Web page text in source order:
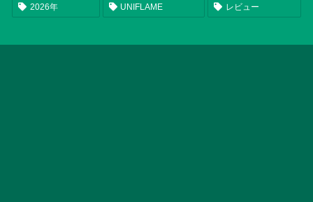
2026年 UNIFLAME レビュー